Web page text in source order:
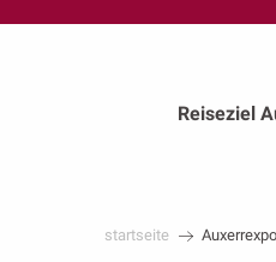
Reiseziel
startseite Auxerrexpo